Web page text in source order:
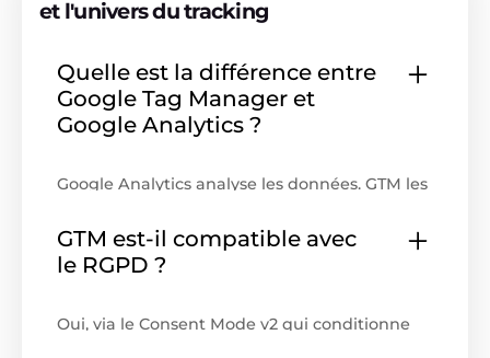
et l'univers du tracking
Quelle est la différence entre
Google Tag Manager et
Google Analytics ?
Google Analytics analyse les données. GTM les
mais remplissent des fonctions distinctes.
GTM est-il compatible avec
le RGPD ?
Oui, via le Consent Mode v2 qui conditionne